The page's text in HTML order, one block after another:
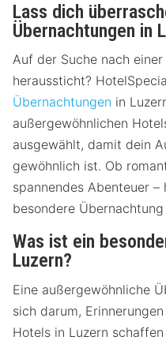
Lass dich
Übernachtungen in
Auf der Suche nach
heraussticht?
Übernachtungen in
außergewöhnlichen
ausgewählt, damit dein
gewöhnlich ist. Ob
spannendes Abenteuer
besondere
Was ist ein
Luzern?
Eine außergewöhnliche
sich darum,
Hotels in Luzern